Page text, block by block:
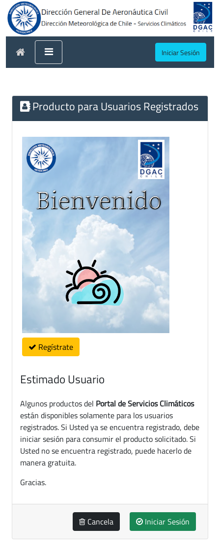
Iniciar Sesión
Producto para Usuarios Registrados
Regístrate
Estimado Usuario
Algunos productos del Portal de Servicios Climáticos
están disponibles solamente para los usuarios
registrados. Si Usted ya se encuentra registrado, debe
iniciar sesión para consumir el producto solicitado. Si
Usted no se encuentra registrado, puede hacerlo de
manera gratuita.
Gracias.
Cancela Iniciar Sesión